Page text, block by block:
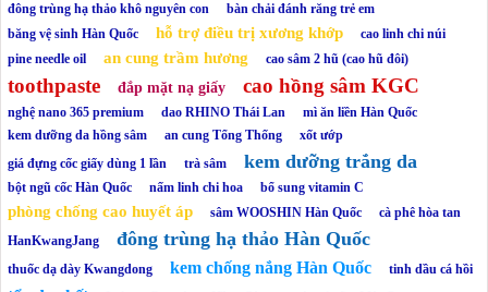
đông trùng hạ thảo khô nguyên con
bàn chải đánh răng trẻ em
băng vệ sinh Hàn Quốc
hỗ trợ điều trị xương khớp
cao linh chi núi
pine needle oil
an cung trầm hương cao sâm 2 hũ (cao hũ đôi)
toothpaste đắp mặt nạ giấy cao hồng sâm KGC
nghệ nano 365 premium dao RHINO Thái Lan
mì ăn liền Hàn Quốc
kem dưỡng da hồng sâm
an cung Tổng Thống
xốt ướp
giá đựng cốc giấy dùng 1 lần
trà sâm kem dưỡng trắng da
bột ngũ cốc Hàn Quốc nấm linh chi hoa bổ sung vitamin C
phòng chống cao huyết áp sâm WOOSHIN Hàn Quốc
cà phê hòa tan
HanKwangJang
đông trùng hạ thảo Hàn Quốc
thuốc dạ dày Kwangdong kem chống nắng Hàn Quốc tinh dầu cá hồi